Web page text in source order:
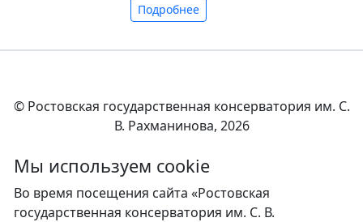
Подробнее
© Ростовская государственная консерватория им. С.
В. Рахманинова, 2026
Мы используем сookie
Во время посещения сайта «Ростовская
государственная консерватория им. С. В.